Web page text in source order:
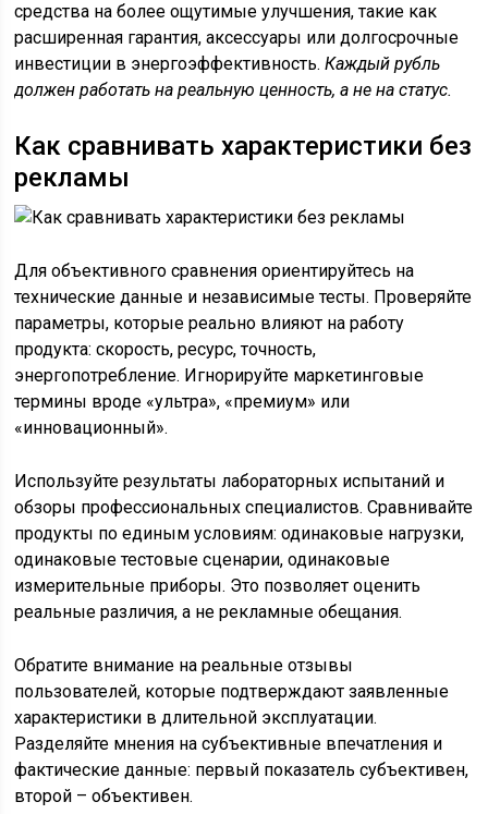
средства на более ощутимые улучшения, такие как
расширенная гарантия, аксессуары или долгосрочные
инвестиции в энергоэффективность.Каждый рубль
должен работать на реальную ценность, а не на статус.
Как сравнивать характеристики без
рекламы
Для объективного сравнения ориентируйтесь на
технические данные и независимые тесты. Проверяйте
параметры, которые реально влияют на работу
продукта: скорость, ресурс, точность,
энергопотребление. Игнорируйте маркетинговые
термины вроде «ультра», «премиум» или
«инновационный».
Используйте результаты лабораторных испытаний и
обзоры профессиональных специалистов. Сравнивайте
продукты по единым условиям: одинаковые нагрузки,
одинаковые тестовые сценарии, одинаковые
измерительные приборы. Это позволяет оценить
реальные различия, а не рекламные обещания.
Обратите внимание на реальные отзывы
пользователей, которые подтверждают заявленные
характеристики в длительной эксплуатации.
Разделяйте мнения на субъективные впечатления и
фактические данные: первый показатель субъективен,
второй – объективен.